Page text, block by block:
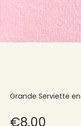
Grande Serviette
€8,00